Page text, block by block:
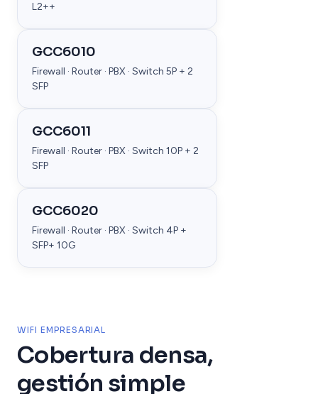
L2++
GCC6010
Firewall · Router · PBX · Switch 5P + 2
SFP
GCC6011
Firewall · Router · PBX · Switch 10P + 2
SFP
GCC6020
Firewall · Router · PBX · Switch 4P +
SFP+ 10G
WIFI EMPRESARIAL
Cobertura densa,
gestión simple